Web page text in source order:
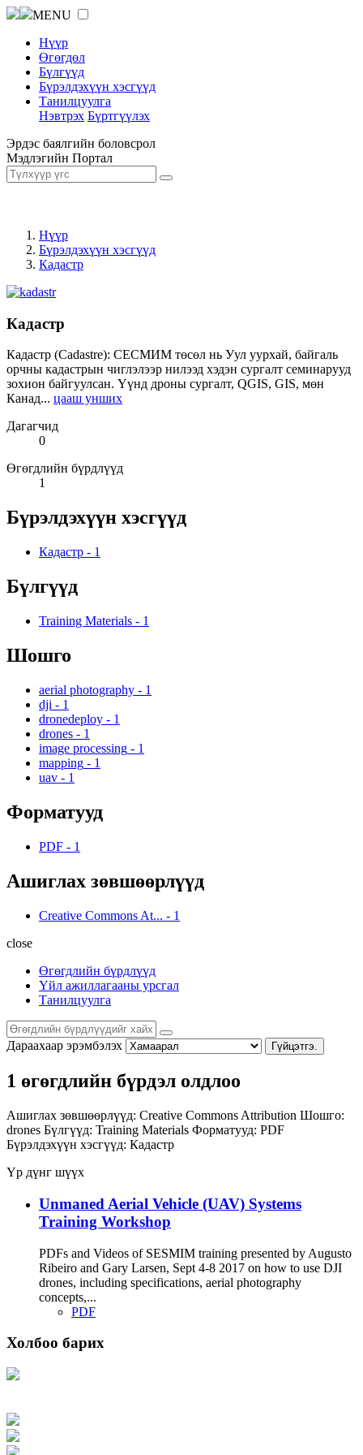
MENU
Нүүр
Өгөгдөл
Бүлгүүд
Бүрэлдэхүүн хэсгүүд
Танилцуулга
Нэвтрэх Бүртгүүлэх
Эрдэс баялгийн боловсрол
Мэдлэгийн Портал
Нүүр
Бүрэлдэхүүн хэсгүүд
Кадастр
Кадастр
Кадастр (Cadastre): СЕСМИМ төсөл нь Уул уурхай, байгаль
орчны кадастрын чиглэлээр нилээд хэдэн сургалт семинарууд
зохион байгуулсан. Үүнд дроны сургалт, QGIS, GIS, мөн
Канад... цааш унших
Дагагчид
0
Өгөгдлийн бүрдлүүд
1
Бүрэлдэхүүн хэсгүүд
Кадастр - 1
Бүлгүүд
Training Materials - 1
Шошго
aerial photography - 1
dji - 1
dronedeploy - 1
drones - 1
image processing - 1
mapping - 1
uav - 1
Форматууд
PDF - 1
Ашиглах зөвшөөрлүүд
Creative Commons At... - 1
close
Өгөгдлийн бүрдлүүд
Үйл ажиллагааны урсгал
Танилцуулга
Дараахаар эрэмбэлэх Гүйцэтгэ.
1 өгөгдлийн бүрдэл олдлоо
Ашиглах зөвшөөрлүүд: Creative Commons Attribution Шошго:
drones Бүлгүүд: Training Materials Форматууд: PDF
Бүрэлдэхүүн хэсгүүд: Кадастр
Үр дүнг шүүх
Unmaned Aerial Vehicle (UAV) Systems
Training Workshop
PDFs and Videos of SESMIM training presented by Augusto
Ribeiro and Gary Larsen, Sept 4-8 2017 on how to use DJI
drones, including specifications, aerial photography
concepts,...
PDF
Холбоо барих